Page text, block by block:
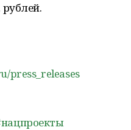
press_releases